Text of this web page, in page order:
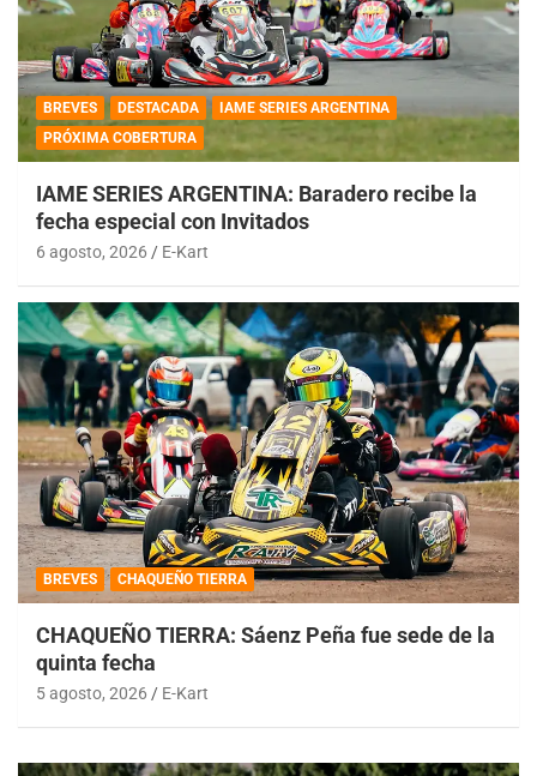
BREVES DESTACADA
IAME SERIES ARGENTINA
PRÓXIMA COBERTURA
IAME SERIES ARGENTINA: Baradero recibe la
fecha especial con Invitados
6 agosto, 2026 E-Kart
BREVES CHAQUEÑO TIERRA
CHAQUEÑO TIERRA: Sáenz Peña fue sede de la
quinta fecha
5 agosto, 2026 E-Kart